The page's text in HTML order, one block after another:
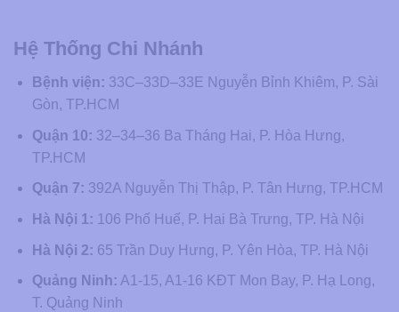
Hệ Thống Chi Nhánh
Bệnh viện: 33C–33D–33E Nguyễn Bỉnh Khiêm, P. Sài
Gòn, TP.HCM
Quận 10: 32–34–36 Ba Tháng Hai, P. Hòa Hưng,
TP.HCM
Quận 7: 392A Nguyễn Thị Thập, P. Tân Hưng, TP.HCM
Hà Nội 1: 106 Phố Huế, P. Hai Bà Trưng, TP. Hà Nội
Hà Nội 2: 65 Trần Duy Hưng, P. Yên Hòa, TP. Hà Nội
Quảng Ninh: A1-15, A1-16 KĐT Mon Bay, P. Hạ Long,
T. Quảng Ninh